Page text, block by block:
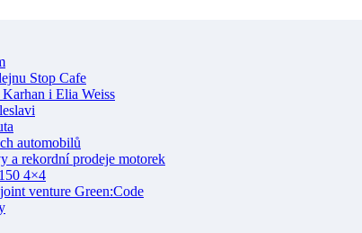
Stop Cafe
i Elia Weiss
automobilů
a rekordní prodeje motorek
4×4
venture Green:Code